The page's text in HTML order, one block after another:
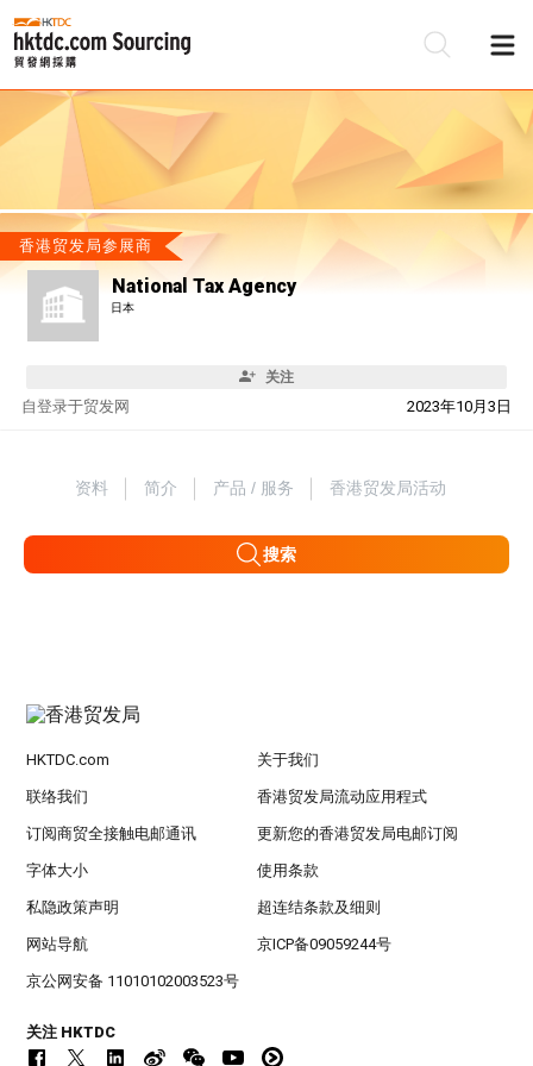
香港贸发局参展商
National Tax Agency
日本
关注
自 2023年10月3日
登录于贸发网
资料 简介 产品 / 服务 香港贸发局活动
搜索
HKTDC.com 关于我们
联络我们 香港贸发局流动应用程式
订阅商贸全接触电邮通讯 更新您的香港贸发局电邮订阅
字体大小 使用条款
私隐政策声明 超连结条款及细则
网站导航 京ICP备09059244号
京公网安备 11010102003523号
关注 HKTDC